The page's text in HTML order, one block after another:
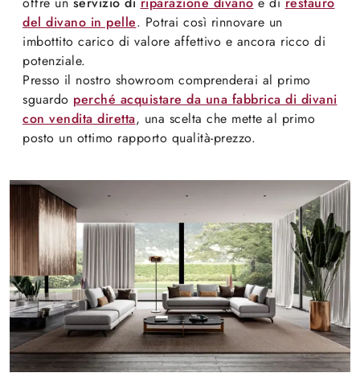
del divano in pelle. Potrai così rinnovare un
imbottito carico di valore affettivo e ancora ricco di
potenziale.
Presso il nostro showroom comprenderai al primo
sguardo perché acquistare da una fabbrica di divani
con vendita diretta, una scelta che mette al primo
posto un ottimo rapporto qualità-prezzo.